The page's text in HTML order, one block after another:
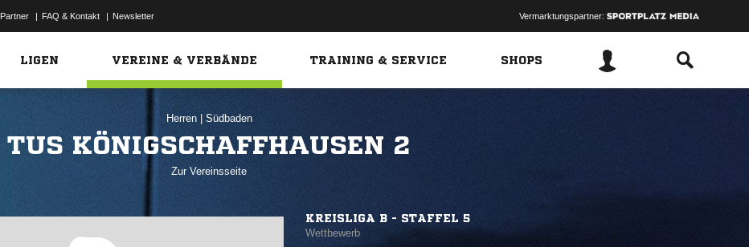
Partner | FAQ & Kontakt | Newsletter Vermarktungspartner:
LIGEN VEREINE & VERBÄNDE TRAINING & SERVICE SHOPS
Herren Südbaden
TUS KÖNIGSCHAFFHAUSEN 2
Zur Vereinsseite
KREISLIGA B - STAFFEL 5
Wettbewerb